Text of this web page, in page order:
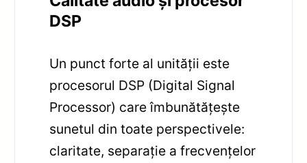
DSP
Un punct forte al unității este
procesorul DSP (Digital Signal
Processor) care îmbunătățește
sunetul din toate perspectivele:
claritate, separație a frecvențelor